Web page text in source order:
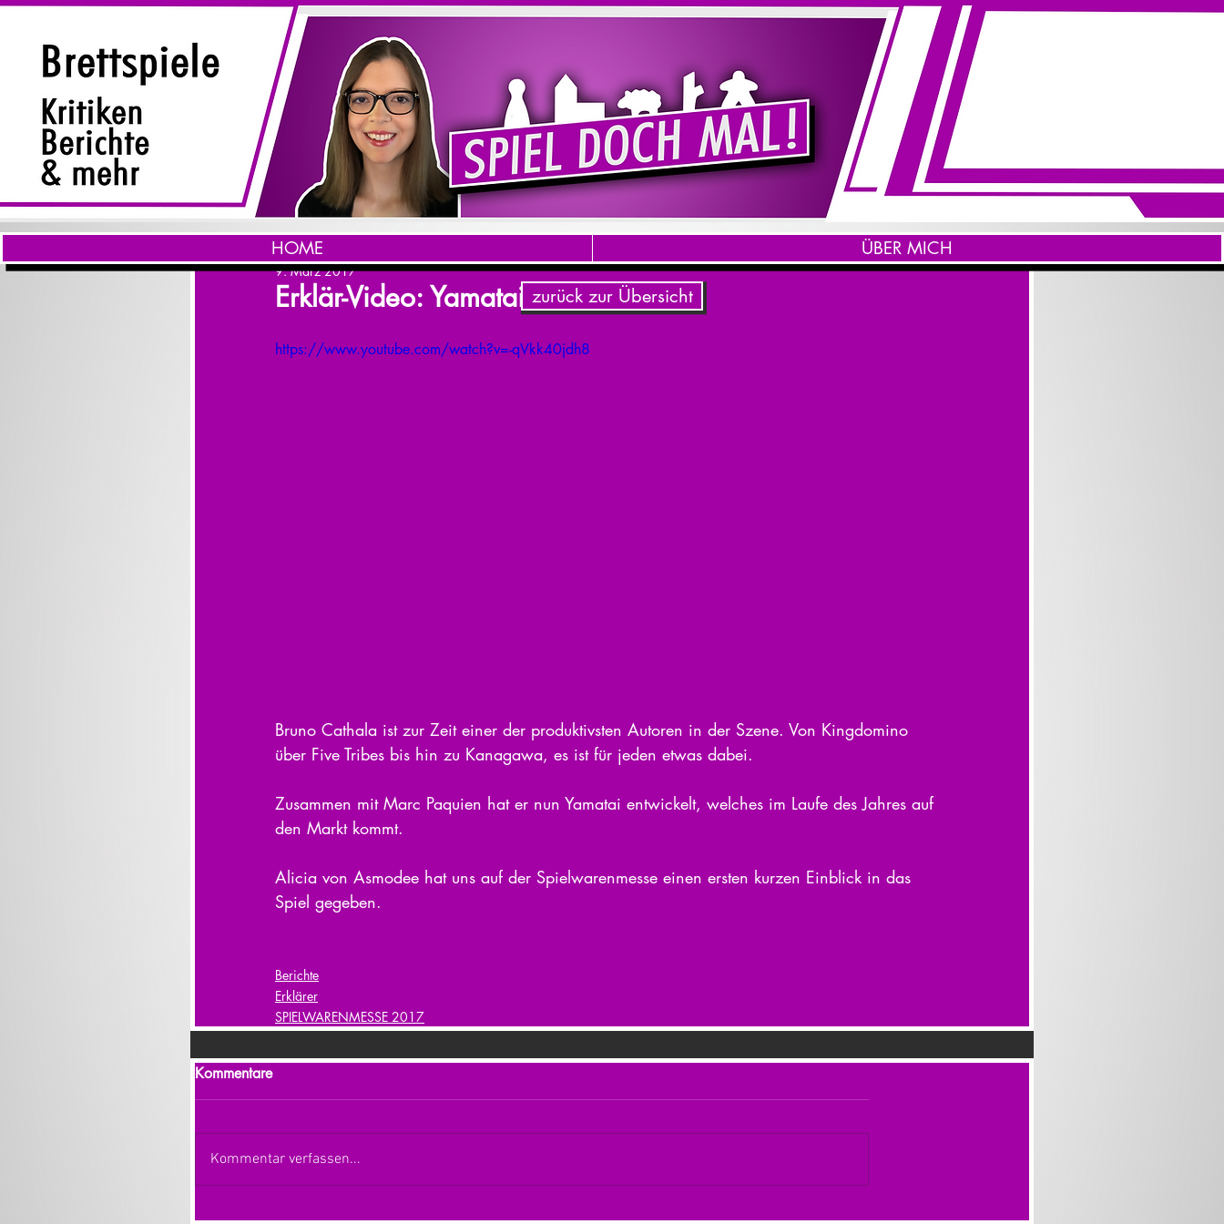
Erklär-Video: Yamatai
9. März 2017
https://www.youtube.com/watch?v=-qVkk40jdh8
Bruno Cathala ist zur Zeit einer der produktivsten Autoren in der Szene. Von Kingdomino
über Five Tribes bis hin zu Kanagawa, es ist für jeden etwas dabei.
Zusammen mit Marc Paquien hat er nun Yamatai entwickelt, welches im Laufe des Jahres auf
den Markt kommt.
Alicia von Asmodee hat uns auf der Spielwarenmesse einen ersten kurzen Einblick in das
Spiel gegeben.
Berichte
Erklärer
SPIELWARENMESSE 2017
Kommentare
Kommentar verfassen...
zurück zur Übersicht
HOME ÜBER MICH